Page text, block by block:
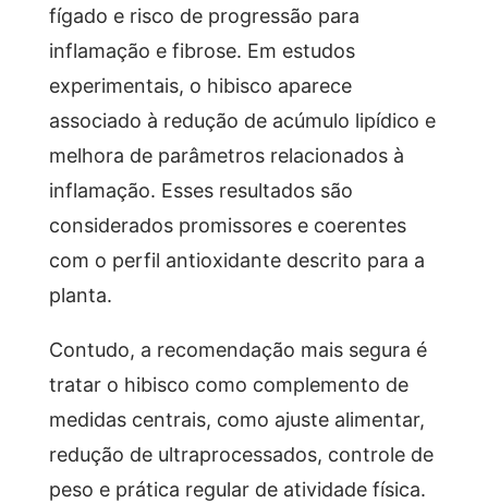
fígado e risco de progressão para
inflamação e fibrose. Em estudos
experimentais, o hibisco aparece
associado à redução de acúmulo lipídico e
melhora de parâmetros relacionados à
inflamação. Esses resultados são
considerados promissores e coerentes
com o perfil antioxidante descrito para a
planta.
Contudo, a recomendação mais segura é
tratar o hibisco como complemento de
medidas centrais, como ajuste alimentar,
redução de ultraprocessados, controle de
peso e prática regular de atividade física.